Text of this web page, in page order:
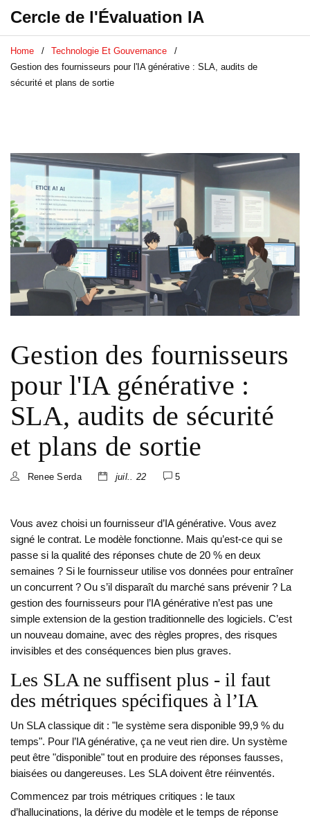
Cercle de l'Évaluation IA
Home
Technologie Et Gouvernance
Gestion des fournisseurs pour l'IA générative : SLA, audits de
sécurité et plans de sortie
Gestion des fournisseurs
pour l'IA générative :
SLA, audits de sécurité
et plans de sortie
Renee Serda juil.. 22 5
Vous avez choisi un fournisseur d’IA générative. Vous avez
signé le contrat. Le modèle fonctionne. Mais qu’est-ce qui se
passe si la qualité des réponses chute de 20 % en deux
semaines ? Si le fournisseur utilise vos données pour entraîner
un concurrent ? Ou s’il disparaît du marché sans prévenir ? La
gestion des fournisseurs pour l’IA générative n’est pas une
simple extension de la gestion traditionnelle des logiciels. C’est
un nouveau domaine, avec des règles propres, des risques
invisibles et des conséquences bien plus graves.
Les SLA ne suffisent plus - il faut
des métriques spécifiques à l’IA
Un SLA classique dit : "le système sera disponible 99,9 % du
temps". Pour l’IA générative, ça ne veut rien dire. Un système
peut être "disponible" tout en produire des réponses fausses,
biaisées ou dangereuses. Les SLA doivent être réinventés.
Commencez par trois métriques critiques : le taux
d’hallucinations, la dérive du modèle et le temps de réponse